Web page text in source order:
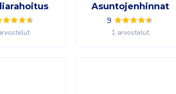
Asuntojenhinnat
9
1 arvostelut